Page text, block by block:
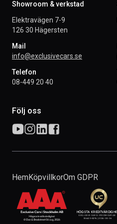
Showroom & verkstad
Elektravägen 7-9
126 30 Hägersten
Mail
info@exclusivecars.se
Telefon
08-449 20 40
Följ oss
HemKöpvillkorOm GDPR